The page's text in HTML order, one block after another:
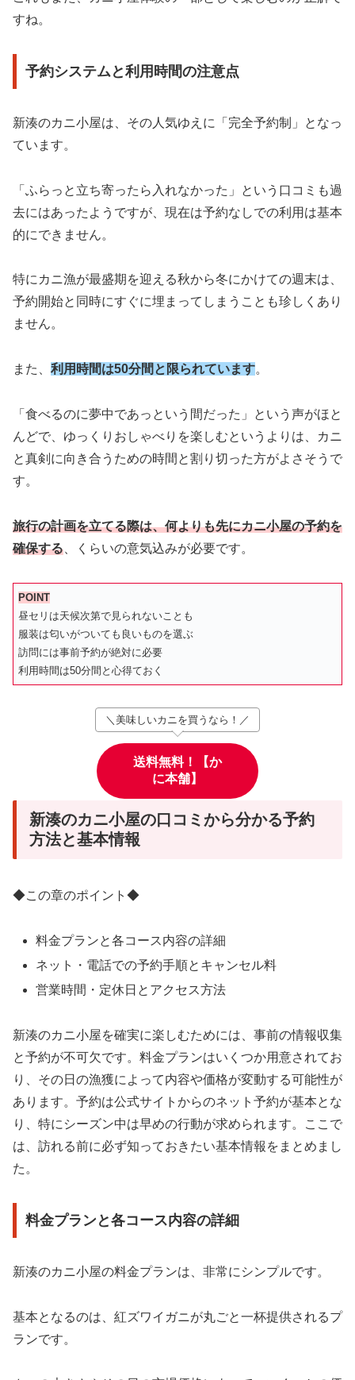
すね。
予約システムと利用時間の注意点
新湊のカニ小屋は、その人気ゆえに「完全予約制」となっ
ています。
「ふらっと立ち寄ったら入れなかった」という口コミも過
去にはあったようですが、現在は予約なしでの利用は基本
的にできません。
特にカニ漁が最盛期を迎える秋から冬にかけての週末は、
予約開始と同時にすぐに埋まってしまうことも珍しくあり
ません。
また、 利用時間は50分間と限られています。
「食べるのに夢中であっという間だった」という声がほと
んどで、ゆっくりおしゃべりを楽しむというよりは、カニ
と真剣に向き合うための時間と割り切った方がよさそうで
す。
旅行の計画を立てる際は、何よりも先にカニ小屋の予約を
確保する 、くらいの意気込みが必要です。
POINT
昼セリは天候次第で見られないことも
服装は匂いがついても良いものを選ぶ
訪問には事前予約が絶対に必要
利用時間は50分間と心得ておく
＼美味しいカニを買うなら！／
送料無料！【か
に本舗】
新湊のカニ小屋の口コミから分かる予約
方法と基本情報
◆この章のポイント◆
料金プランと各コース内容の詳細
ネット・電話での予約手順とキャンセル料
営業時間・定休日とアクセス方法
新湊のカニ小屋を確実に楽しむためには、事前の情報収集
と予約が不可欠です。料金プランはいくつか用意されてお
り、その日の漁獲によって内容や価格が変動する可能性が
あります。予約は公式サイトからのネット予約が基本とな
り、特にシーズン中は早めの行動が求められます。ここで
は、訪れる前に必ず知っておきたい基本情報をまとめまし
た。
料金プランと各コース内容の詳細
新湊のカニ小屋の料金プランは、非常にシンプルです。
基本となるのは、紅ズワイガニが丸ごと一杯提供されるプ
ランです。